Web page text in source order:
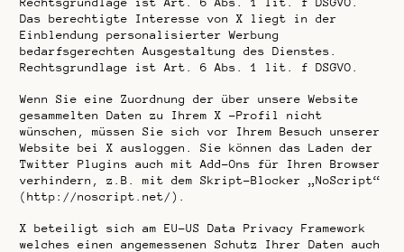
Das berechtigte Interesse von X liegt in der
Einblendung personalisierter Werbung
bedarfsgerechten Ausgestaltung des Dienstes.
Rechtsgrundlage ist Art. 6 Abs. 1 lit. f DSGVO.
Wenn Sie eine Zuordnung der über unsere Website
gesammelten Daten zu Ihrem X -Profil nicht
wünschen, müssen Sie sich vor Ihrem Besuch unserer
Website bei X ausloggen. Sie können das Laden der
Twitter Plugins auch mit Add-Ons für Ihren Browser
verhindern, z.B. mit dem Skript-Blocker „NoScript“
(http://noscript.net/).
X beteiligt sich am EU-US Data Privacy Framework
welches einen angemessenen Schutz Ihrer Daten auch